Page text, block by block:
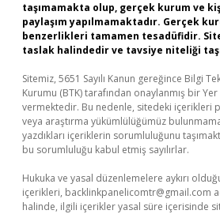
taşımamakta olup, gerçek kurum ve
paylaşım yapılmamaktadır. Gerçek
benzerlikleri tamamen tesadüfidir.
taslak halindedir ve tavsiye niteliği
Sitemiz, 5651 Sayılı Kanun gereğince Bilgi
Kurumu (BTK) tarafından onaylanmış bir
vermektedir. Bu nedenle, sitedeki içerikleri
veya araştırma yükümlülüğümüz
yazdıkları içeriklerin sorumluluğunu
bu sorumluluğu kabul etmiş sayılırlar.
Hukuka ve yasal düzenlemelere aykırı
içerikleri, backlinkpanelicomtr@gmail.com
halinde, ilgili içerikler yasal süre içerisinde